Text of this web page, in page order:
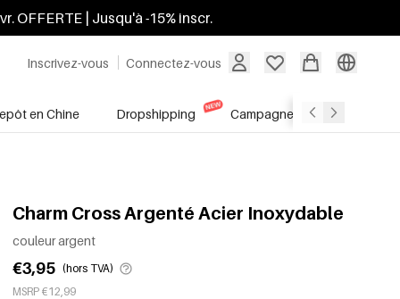
OFFERTE | Jusqu'à -15% inscr.
Inscrivez-vous Connectez-vous
en Chine Dropshipping Campagnes Soldes
Charm Cross Argenté Acier Inoxydable
couleur argent
€3,95 (hors TVA)
MSRP €12,99